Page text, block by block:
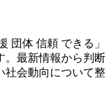
団体 信頼 できる」
。最新情報から判断
社会動向について整